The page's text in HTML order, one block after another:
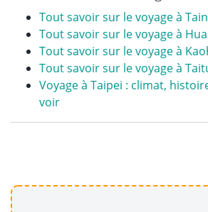
Tout savoir sur le voyage à
Tout savoir sur le voyage à
Tout savoir sur le voyage à
Tout savoir sur le voyage à
Voyage à Taipei : climat,
voir